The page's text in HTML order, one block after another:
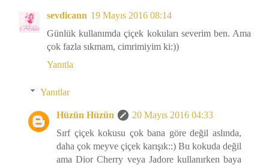
sevdicann 19 Mayıs 2016 08:14
Günlük kullanımda çiçek kokuları severim ben. Ama
çok fazla sıkmam, cimrimiyim ki:))
Yanıtla
Yanıtlar
Hüzün Hüzün
20 Mayıs 2016 04:33
Sırf çiçek kokusu çok bana göre değil aslında,
daha çok meyve çiçek karışık::) Bu kokuda değil
ama Dior Cherry veya Jadore kullanırken baya